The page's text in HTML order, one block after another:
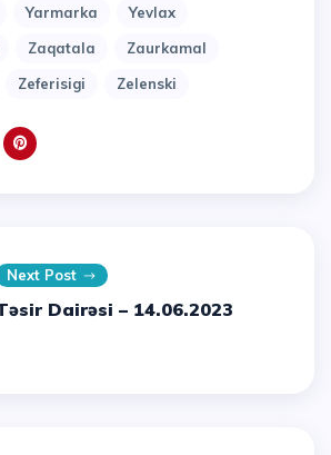
Yarmarka
Yevlax
Zaqatala
Zaurkamal
Zeferisigi Zelenski
Next Post
Dairəsi – 14.06.2023